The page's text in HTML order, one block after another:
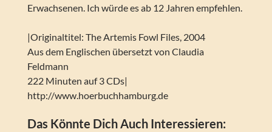
Erwachsenen. Ich würde es ab 12 Jahren empfehlen.
|Originaltitel: The Artemis Fowl Files, 2004
Aus dem Englischen übersetzt von Claudia
Feldmann
222 Minuten auf 3 CDs|
http://www.hoerbuchhamburg.de
Das Könnte Dich Auch Interessieren: